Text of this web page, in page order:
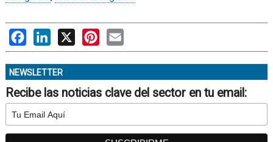
FacebookLinkedIn
X PinterestEmail
NEWSLETTER
Recibe las noticias clave del sector en tu email: